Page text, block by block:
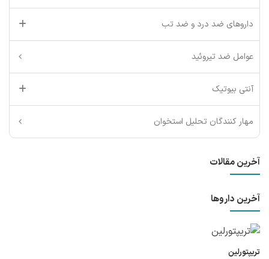
داروهای ضد درد و ضد تب
عوامل ضد تیروئید
آنتی بیوتیک
مهار کنندگان تحلیل استخوان
آخرین مقالات
آخرین داروها
تریپتورلین